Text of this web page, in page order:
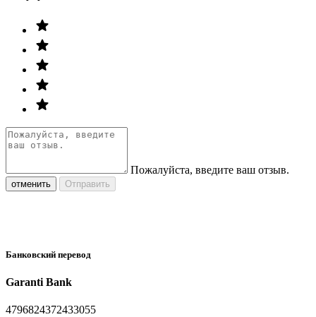
Пожалуйста, введите ваш отзыв.
отменить Отправить
Банковский перевод
Garanti Bank
4796824372433055